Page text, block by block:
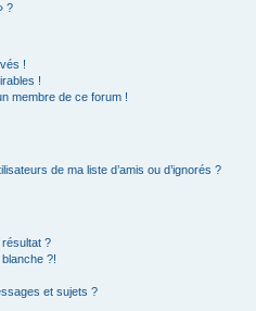
?
!
!
membre de ce forum !
de ma liste d’amis ou d’ignorés ?
?
?!
et sujets ?